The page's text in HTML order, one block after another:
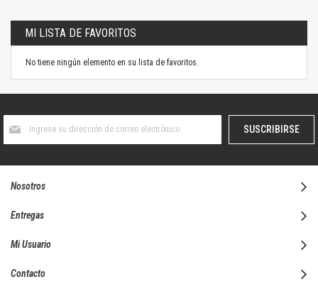
MI LISTA DE FAVORITOS
No tiene ningún elemento en su lista de favoritos.
boletín
SUSCRIBIRSE
Nosotros
Entregas
Mi Usuario
Contacto